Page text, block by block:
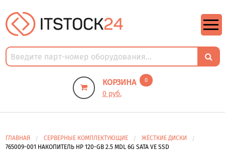
КОРЗИНА 0
0 руб.
ГЛАВНАЯ СЕРВЕРНЫЕ КОМПЛЕКТУЮЩИЕ
ЖЁСТКИЕ ДИСКИ
765009-001 НАКОПИТЕЛЬ HP 120-GB 2.5 MDL 6G SATA VE SSD